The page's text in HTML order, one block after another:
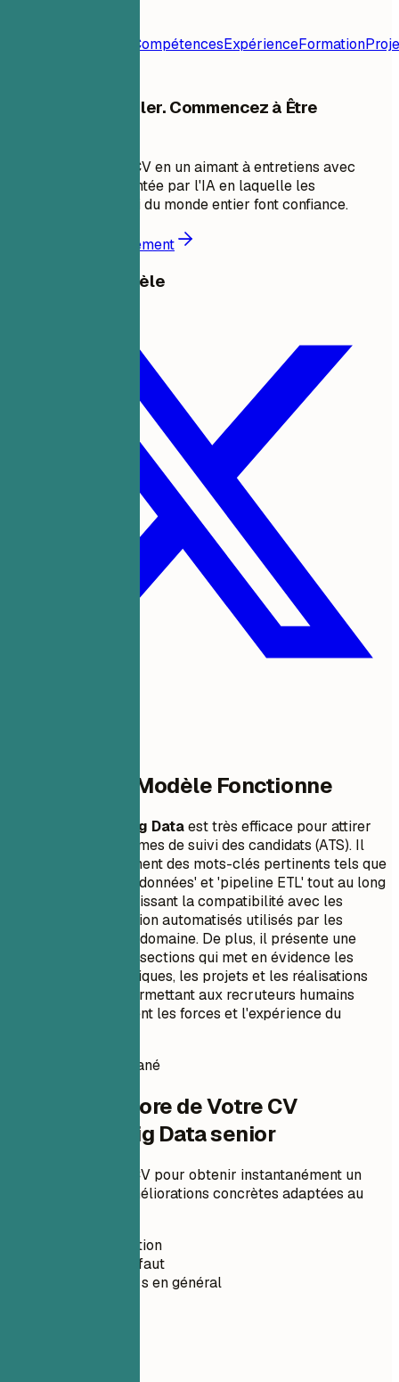
CompétencesExpérienceFormation
Arrêtez de Postuler. Commencez à Être
Transformez votre CV en un aimant à entretiens avec
l'optimisation alimentée par l'IA en laquelle les
chercheurs d'emploi du monde entier font confiance.
Commencer gratuitement
Partager ce modèle
Pourquoi Ce Modèle Fonctionne
Big Dataest très efficace pour attirer
l'attention des systèmes de suivi des candidats (ATS). Il
intègre stratégiquement des mots-clés pertinents tels que
'big data', 'ingénieur données' et 'pipeline ETL' tout au long
du document, garantissant la compatibilité avec les
processus de sélection automatisés utilisés par les
entreprises dans ce domaine. De plus, il présente une
structure claire par sections qui met en évidence les
compétences techniques, les projets et les réalisations
professionnelles, permettant aux recruteurs humains
d'identifier rapidement les forces et l'expérience du
Score de CV instantané
Vérifiez le Score de Votre CV
Ingénieure Big Data senior
Téléchargez votre CV pour obtenir instantanément un
score ATS et des améliorations concrètes adaptées au
Sans inscription
Privé par défaut
Moins de 30 s en général